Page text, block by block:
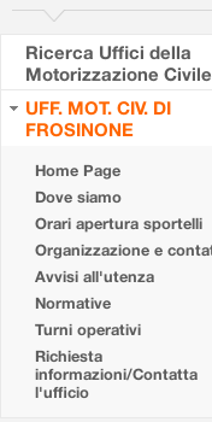
Ricerca Uffici della
Motorizzazione Civile
UFF. MOT. CIV. DI
FROSINONE
Home Page
Dove siamo
Orari apertura sportelli
Organizzazione e
Avvisi all'utenza
Normative
Turni operativi
Richiesta
informazioni/Contatta
l'ufficio